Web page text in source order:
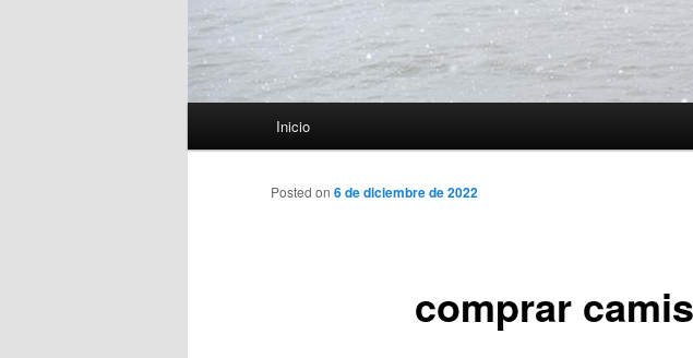
Inicio
comprar
Posted on 6 de diciembre de 2022